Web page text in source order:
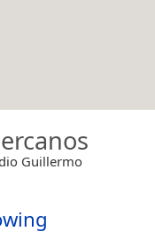
Guillermo